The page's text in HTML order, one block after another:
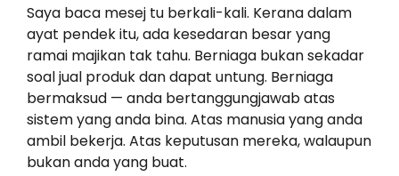
Saya baca mesej tu berkali-kali. Kerana dalam
ayat pendek itu, ada kesedaran besar yang
ramai majikan tak tahu. Berniaga bukan sekadar
soal jual produk dan dapat untung. Berniaga
bermaksud — anda bertanggungjawab atas
sistem yang anda bina. Atas manusia yang anda
ambil bekerja. Atas keputusan mereka, walaupun
bukan anda yang buat.